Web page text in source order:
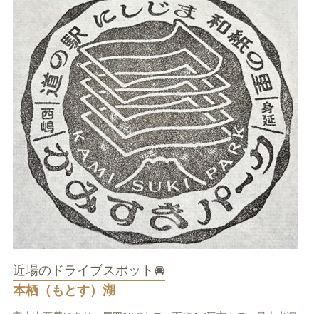
近場のドライブスポット🚘
本栖（もとす）湖